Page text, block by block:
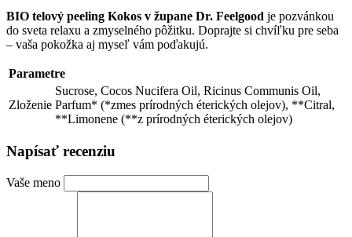
BIO telový peeling Kokos v župane Dr. Feelgood je pozvánkou
do sveta relaxu a zmyselného pôžitku. Doprajte si chvíľku pre seba
– vaša pokožka aj myseľ vám poďakujú.
Parametre
Zloženie
Sucrose, Cocos Nucifera Oil, Ricinus Communis Oil,
Parfum* (*zmes prírodných éterických olejov), **Citral,
**Limonene (**z prírodných éterických olejov)
Napísať recenziu
Vaše meno